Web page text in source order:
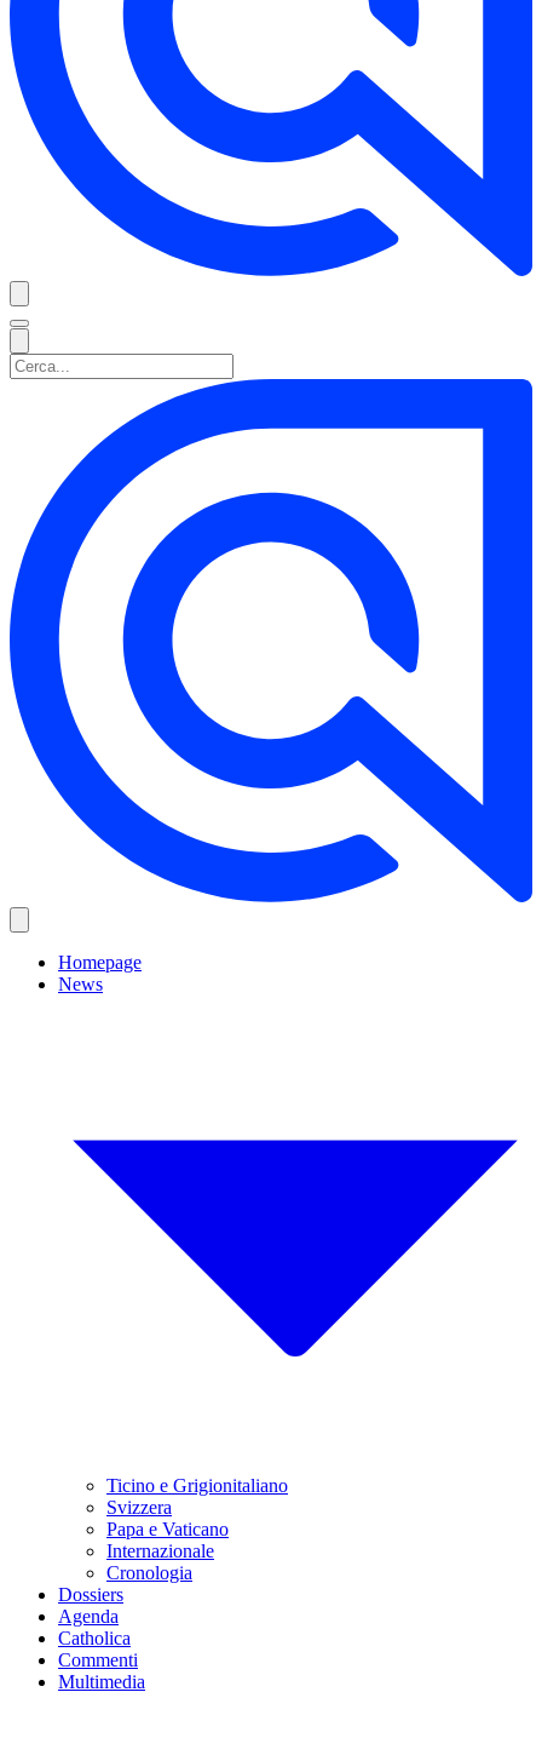
Homepage
News
Ticino e Grigionitaliano
Svizzera
Papa e Vaticano
Internazionale
Cronologia
Dossiers
Agenda
Catholica
Commenti
Multimedia